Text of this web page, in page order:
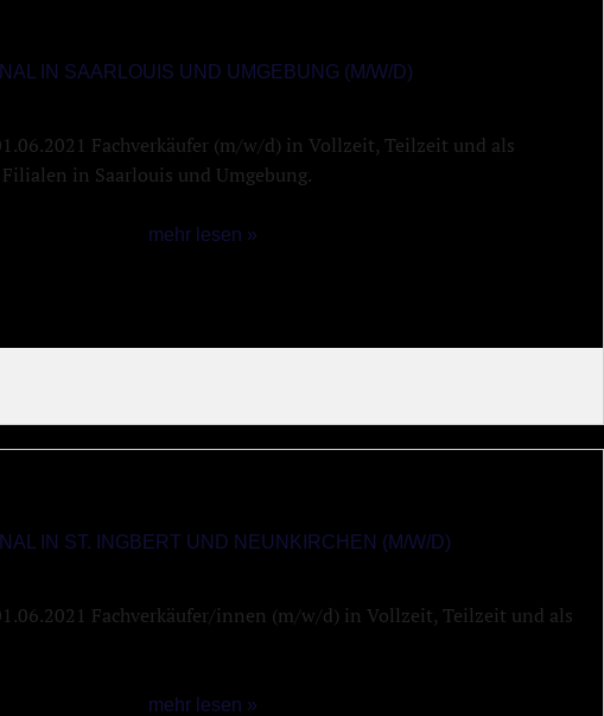
IN SAARLOUIS UND UMGEBUNG (M/W/D)
Fachverkäufer (m/w/d) in Vollzeit, Teilzeit und als
in Saarlouis und Umgebung.
mehr lesen »
IN ST. INGBERT UND NEUNKIRCHEN (M/W/D)
Fachverkäufer/innen (m/w/d) in Vollzeit, Teilzeit und als
mehr lesen »